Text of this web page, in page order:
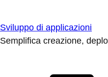
Sviluppo di applicazioni
Semplifica creazione,